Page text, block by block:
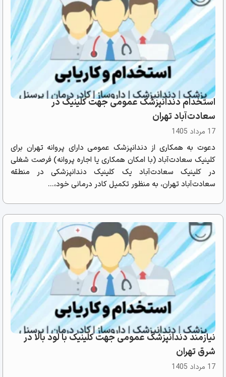
استخدام دندانپزشک عمومی جهت کلینیک در
سعادت‌آباد تهران
17 مرداد 1405
دعوت به همکاری از دندانپزشک عمومی دارای پروانه تهران برای
کلینیک سعادت‌آباد (با امکان همکاری یا اجاره پروانه) فرصت شغلی
در کلینیک سعادت‌آباد یک کلینیک دندانپزشکی در منطقه
سعادت‌آباد تهران، به منظور تکمیل کادر درمانی خود،...
نیازمند دندانپزشک عمومی جهت کلینیک با لود بالا در
شرق تهران
17 مرداد 1405